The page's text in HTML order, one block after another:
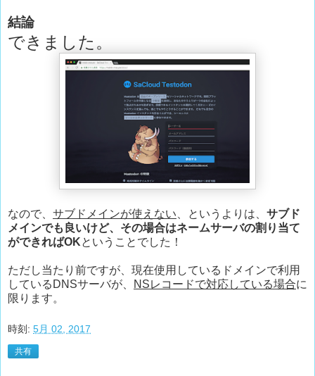
結論
できました。
なので、 サブドメインが使えない 、というよりは、 サブド
メインでも良いけど、その場合はネームサーバの割り当て
ができればOKということでした！
ただし当たり前ですが、現在使用しているドメインで利用
しているDNSサーバが、
NSレコードで対応している場合に
限ります。
時刻: 5月 02, 2017
共有